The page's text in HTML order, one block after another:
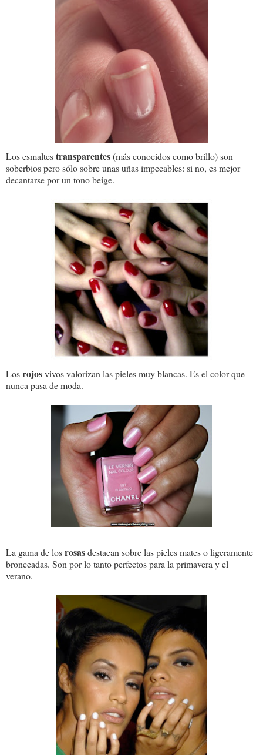
Los esmaltestransparentes(más conocidos como brillo) son
soberbios pero sólo sobre unas uñas impecables: si no, es mejor
decantarse por un tono beige.
Losrojosvivos valorizan las pieles muy blancas. Es el color que
nunca pasa de moda.
La gama de losrosasdestacan sobre las pieles mates o ligeramente
bronceadas. Son por lo tanto perfectos para la primavera y el
verano.